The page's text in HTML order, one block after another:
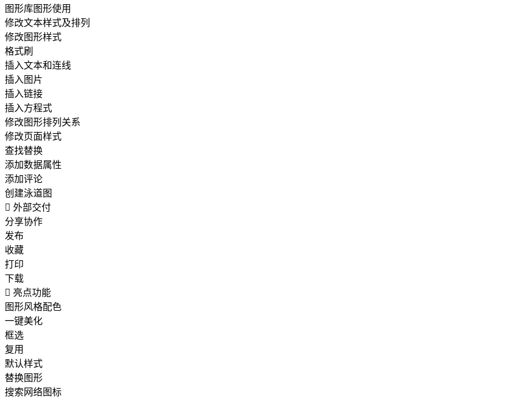
图形库图形使用
修改文本样式及排列
修改图形样式
格式刷
插入文本和连线
插入图片
插入链接
插入方程式
修改图形排列关系
修改页面样式
查找替换
添加数据属性
添加评论
创建泳道图
 外部交付
分享协作
发布
收藏
打印
下载
 亮点功能
图形风格配色
一键美化
框选
复用
默认样式
替换图形
搜索网络图标